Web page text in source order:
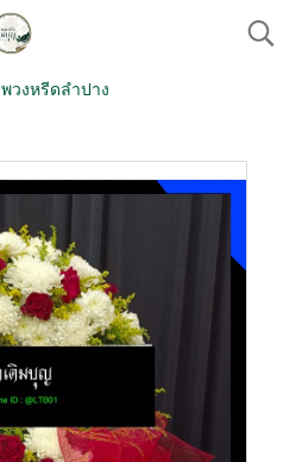
พวงหรีดลำปาง